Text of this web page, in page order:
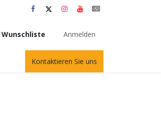
Wunschliste Anmelden
Kontaktieren Sie uns